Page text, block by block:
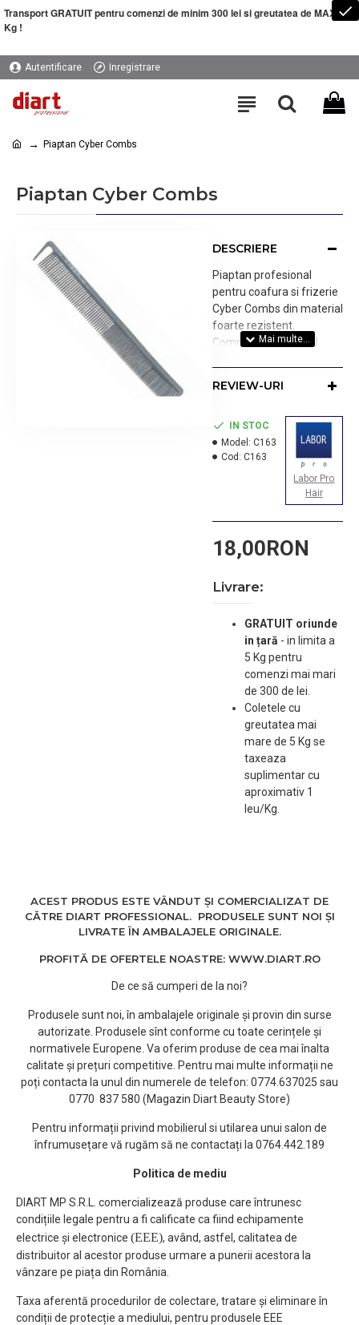
Transport GRATUIT pentru comenzi de minim 300 lei si greutatea de MAXIM 5
Kg !
Autentificare Inregistrare
Piaptan Cyber Combs
Piaptan Cyber Combs
DESCRIERE
Piaptan profesional
pentru coafura si frizerie
Cyber Combs din material
foarte rezistent.
Compozitie CARBON.
REVIEW-URI
18,00RON
IN STOC
Model: C163
Cod: C163
Labor Pro
Hair
Livrare:
GRATUIT oriunde
in țară - in limita a
5 Kg pentru
comenzi mai mari
de 300 de lei.
Coletele cu
greutatea mai
mare de 5 Kg se
taxeaza
suplimentar cu
aproximativ 1
leu/Kg.
ACEST PRODUS ESTE VÂNDUT ȘI COMERCIALIZAT DE
CĂTRE DIART PROFESSIONAL. PRODUSELE SUNT NOI ȘI
LIVRATE ÎN AMBALAJELE ORIGINALE.
PROFITĂ DE OFERTELE NOASTRE: WWW.DIART.RO
De ce să cumperi de la noi?
Produsele sunt noi, în ambalajele originale și provin din surse
autorizate. Produsele sînt conforme cu toate cerințele și
normativele Europene. Va oferim produse de cea mai înalta
calitate și prețuri competitive. Pentru mai multe informații ne
poți contacta la unul din numerele de telefon: 0774.637025 sau
0770 837 580 (Magazin Diart Beauty Store)
Pentru informații privind mobilierul si utilarea unui salon de
înfrumusețare vă rugăm să ne contactați la 0764.442.189
Politica de mediu
DIART MP S.R.L. comercializează produse care întrunesc
condițiile legale pentru a fi calificate ca fiind echipamente
electrice și electronice (EEE), având, astfel, calitatea de
distribuitor al acestor produse urmare a punerii acestora la
vânzare pe piața din România.
Taxa aferentă procedurilor de colectare, tratare și eliminare în
condiții de protecție a mediului, pentru produsele EEE